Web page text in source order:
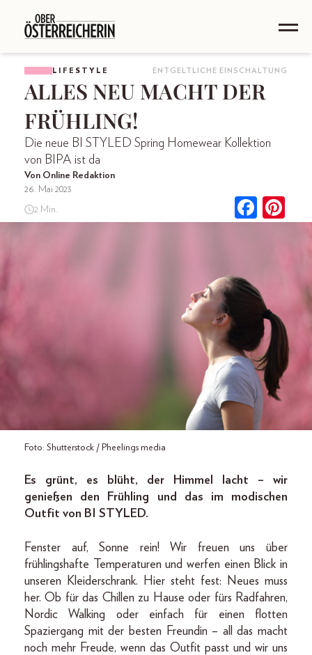
LIFESTYLE ENTGELTLICHE EINSCHALTUNG
ALLES NEU MACHT DER
FRÜHLING!
Die neue BI STYLED Spring Homewear Kollektion
von BIPA ist da
Von Online Redaktion
26. Mai 2023
2 Min.
Foto: Shutterstock / Pheelings media
Es grünt, es blüht, der Himmel lacht – wir
genießen den Frühling und das im modischen
Outfit von BI STYLED.
Fenster auf, Sonne rein! Wir freuen uns über
frühlingshafte Temperaturen und werfen einen Blick in
unseren Kleiderschrank. Hier steht fest: Neues muss
her. Ob für das Chillen zu Hause oder fürs Radfahren,
Nordic Walking oder einfach für einen flotten
Spaziergang mit der besten Freundin – all das macht
noch mehr Freude, wenn das Outfit passt und wir uns